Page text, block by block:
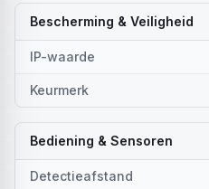
Bescherming & Veiligheid
IP-waarde
Keurmerk
Bediening & Sensoren
Detectieafstand